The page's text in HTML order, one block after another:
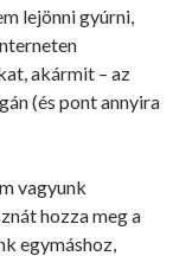
lejönni gyúrni,
akármit – az
(és pont annyira
vagyunk
hozza meg a
egymáshoz,